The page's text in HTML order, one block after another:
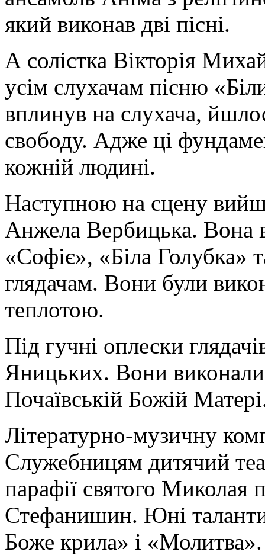
який виконав дві пісні.
А солістка Вікторія
усім слухачам пісню
вплинув на слухача,
свободу. Адже ці
кожній людині.
Наступною на сцену
Анжела Вербицька. Вона
«Софіє», «Біла Голубка»
глядачам. Вони були
теплотою.
Під гучні оплески
Яницьких. Вони
Почаївській Божій
Літературно-музичну
Служебницям дитячий
парафії святого Миколая
Стефанишин. Юні
Боже крила» і «Молитва».